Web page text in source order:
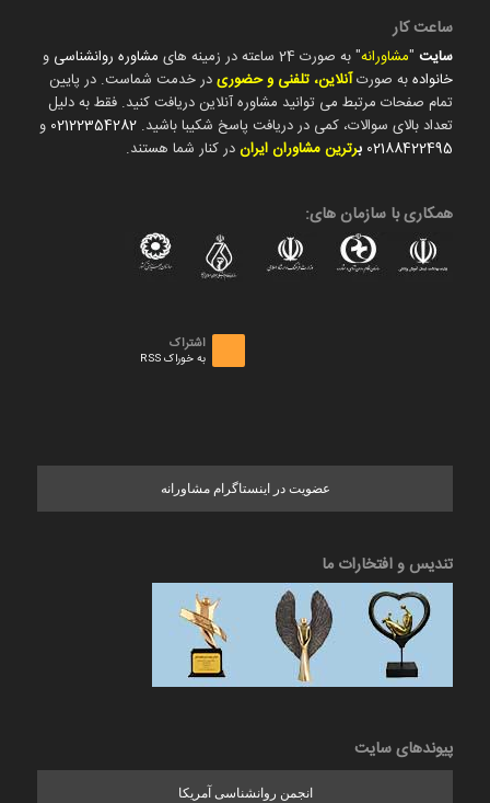
ساعت کار
سایت"مشاورانه" به صورت 24 ساعته در زمینه های مشاوره روانشناسی و
خانوادهبه صورتآنلاین، تلفنی و حضوریدر خدمت شماست. در پایین
تمام صفحات مرتبط می توانید مشاوره آنلاین دریافت کنید. فقط به دلیل
تعداد بالای سوالات، کمی در دریافت پاسخ شکیبا باشید. 02122354282 و
02188422495 برترین مشاوران ایراندر کنار شما هستند.
همکاری با سازمان های:
اشتراک
به خوراک RSS
عضویت در اینستاگرام مشاورانه
تندیس و افتخارات ما
پیوندهای سایت
انجمن روانشناسی آمریکا